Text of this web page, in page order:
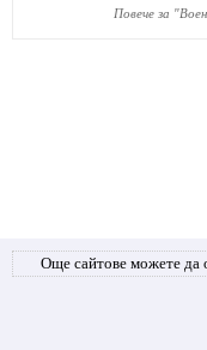
Повече за "
Още сайтове можете да